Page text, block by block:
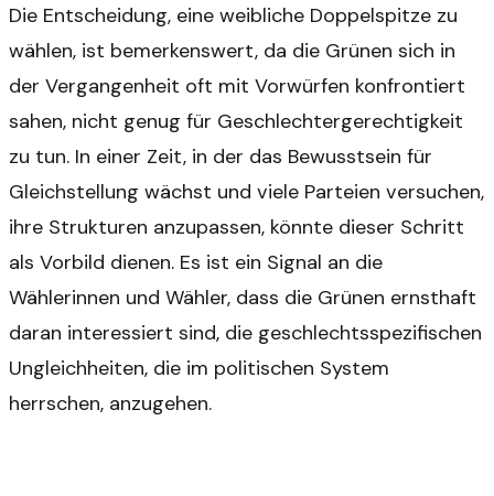
Die Entscheidung, eine weibliche Doppelspitze zu
wählen, ist bemerkenswert, da die Grünen sich in
der Vergangenheit oft mit Vorwürfen konfrontiert
sahen, nicht genug für Geschlechtergerechtigkeit
zu tun. In einer Zeit, in der das Bewusstsein für
Gleichstellung wächst und viele Parteien versuchen,
ihre Strukturen anzupassen, könnte dieser Schritt
als Vorbild dienen. Es ist ein Signal an die
Wählerinnen und Wähler, dass die Grünen ernsthaft
daran interessiert sind, die geschlechtsspezifischen
Ungleichheiten, die im politischen System
herrschen, anzugehen.